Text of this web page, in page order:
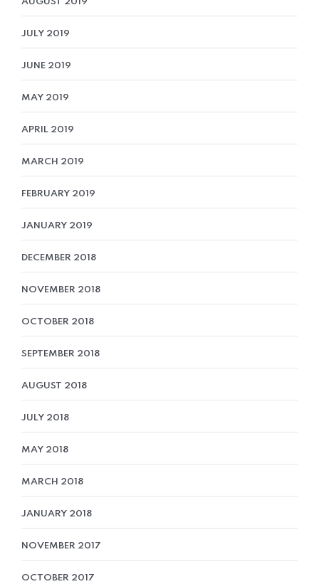
AUGUST 2019
JULY 2019
JUNE 2019
MAY 2019
APRIL 2019
MARCH 2019
FEBRUARY 2019
JANUARY 2019
DECEMBER 2018
NOVEMBER 2018
OCTOBER 2018
SEPTEMBER 2018
AUGUST 2018
JULY 2018
MAY 2018
MARCH 2018
JANUARY 2018
NOVEMBER 2017
OCTOBER 2017